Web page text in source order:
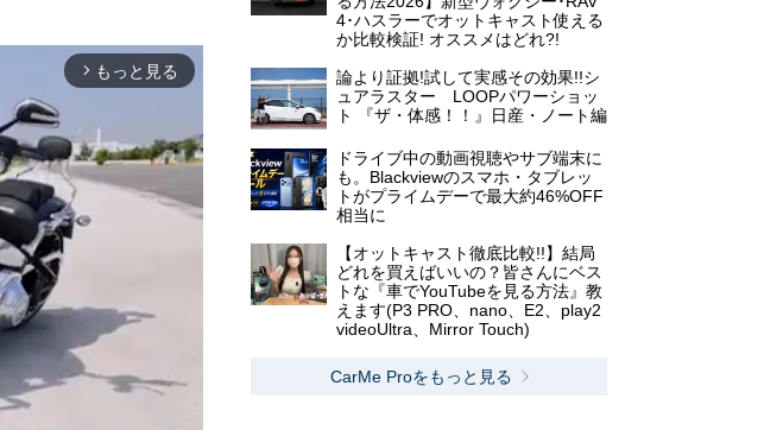
arrow_forward_ios もっと見る
4･ハスラーでオットキャスト使える
か比較検証! オススメはどれ?!
論より証拠!試して実感その効果!!シ
ュアラスター LOOPパワーショッ
ト 『ザ・体感！！』日産・ノート編
ドライブ中の動画視聴やサブ端末に
も。Blackviewのスマホ・タブレッ
トがプライムデーで最大約46%OFF
相当に
【オットキャスト徹底比較!!】結局
どれを買えばいいの？皆さんにベス
トな『車でYouTubeを見る方法』教
えます(P3 PRO、nano、E2、play2
videoUltra、Mirror Touch)
CarMe Proをもっと見る